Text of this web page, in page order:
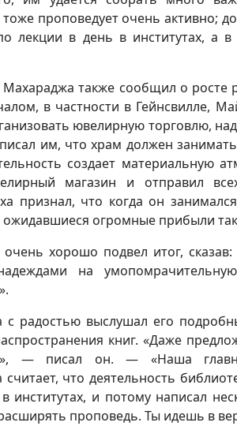
проповедует очень активно;
лекции в день в институтах, а
Махараджа также сообщил о росте
в частности в Гейнсвилле,
ювелирную торговлю,
им, что храм должен
создает материальную
магазин и отправил
признал, что когда он
ожидавшиеся огромные прибыли
очень хорошо подвел итог,
на
с радостью выслушал его
книг. «Даже
— писал он. — «Наша
считает, что деятельность
институтах, и потому написал
проповедь. Ты идешь в